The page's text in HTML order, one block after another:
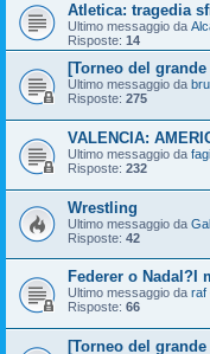
Atletica: tragedia
Ultimo messaggio da
Risposte: 14
[Torneo del
Ultimo messaggio da
Risposte: 275
VALENCIA:
Ultimo messaggio da
Risposte: 232
Wrestling
Ultimo messaggio da
Risposte: 42
Federer o Nadal?I
Ultimo messaggio da raf
Risposte: 66
[Torneo del